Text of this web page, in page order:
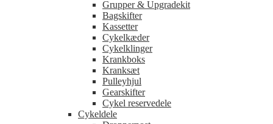
Grupper & Upgradekit
Bagskifter
Kassetter
Cykelkæder
Cykelklinger
Krankboks
Kranksæt
Pulleyhjul
Gearskifter
Cykel reservedele
Cykeldele